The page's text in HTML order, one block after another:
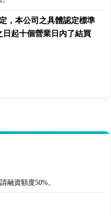
，本公司之具體認定標準
起十個營業日內了結買
融資額度50%。